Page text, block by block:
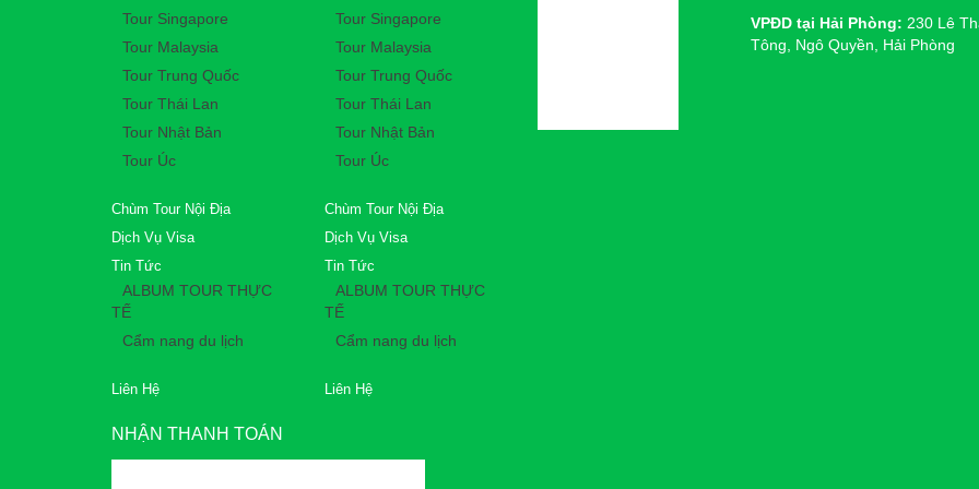
Tour Singapore
Tour Malaysia
Tour Trung Quốc
Tour Thái Lan
Tour Nhật Bản
Tour Úc
Chùm Tour Nội Địa
Dịch Vụ Visa
Tin Tức
ALBUM TOUR THỰC
TẾ
Cẩm nang du lịch
Liên Hệ
NHẬN THANH TOÁN
Tour Singapore
Tour Malaysia
Tour Trung Quốc
Tour Thái Lan
Tour Nhật Bản
Tour Úc
Chùm Tour Nội Địa
Dịch Vụ Visa
Tin Tức
ALBUM TOUR THỰC
TẾ
Cẩm nang du lịch
Liên Hệ
VPĐD tại Hải Phòng: 230 Lê
Tông, Ngô Quyền, Hải Phòng